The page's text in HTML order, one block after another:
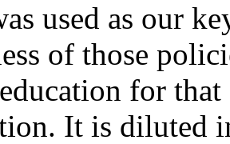
used as our
of those
for
It is diluted